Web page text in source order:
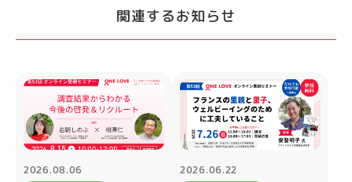
関連するお知らせ
2026.08.06 2026.06.22